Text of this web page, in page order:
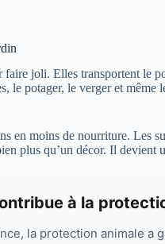
joli. Elles transportent le
le potager, le verger et même
en moins de nourriture. Les
plus qu’un décor. Il devient
à la
la protection animale a